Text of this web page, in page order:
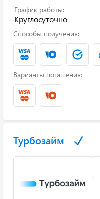
График работы:
Круглосуточно
Способы получения:
Варианты погашения:
Турбозайм